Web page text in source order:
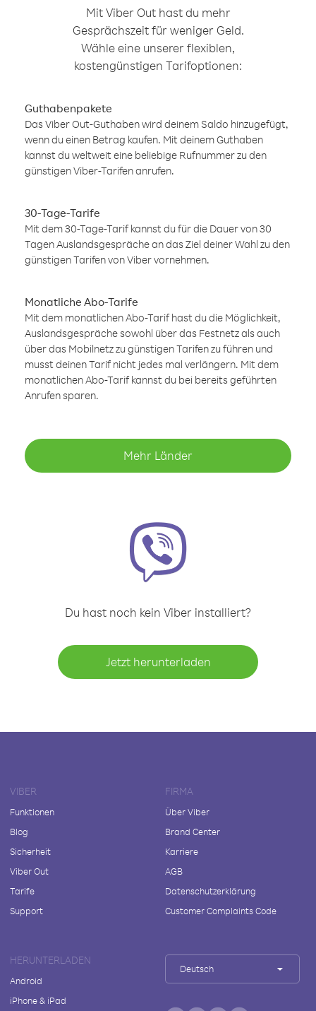
Mit Viber Out hast du mehr
Gesprächszeit für weniger Geld.
Wähle eine unserer flexiblen,
kostengünstigen Tarifoptionen:
Guthabenpakete
Das Viber Out-Guthaben wird deinem Saldo hinzugefügt,
wenn du einen Betrag kaufen. Mit deinem Guthaben
kannst du weltweit eine beliebige Rufnummer zu den
günstigen Viber-Tarifen anrufen.
30-Tage-Tarife
Mit dem 30-Tage-Tarif kannst du für die Dauer von 30
Tagen Auslandsgespräche an das Ziel deiner Wahl zu den
günstigen Tarifen von Viber vornehmen.
Monatliche Abo-Tarife
Mit dem monatlichen Abo-Tarif hast du die Möglichkeit,
Auslandsgespräche sowohl über das Festnetz als auch
über das Mobilnetz zu günstigen Tarifen zu führen und
musst deinen Tarif nicht jedes mal verlängern. Mit dem
monatlichen Abo-Tarif kannst du bei bereits geführten
Anrufen sparen.
Mehr Länder
Du hast noch kein Viber installiert?
Jetzt herunterladen
VIBER
Funktionen
Blog
Sicherheit
Viber Out
Tarife
Support
FIRMA
Über Viber
Brand Center
Karriere
AGB
Datenschutzerklärung
Customer Complaints Code
HERUNTERLADEN
Android
iPhone & iPad
Deutsch